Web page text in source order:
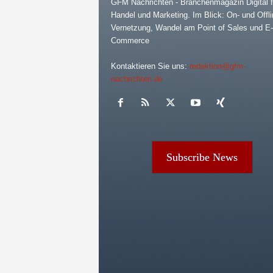
GFM Nachrichten - Branchenmagazin Digital
Handel und Marketing. Im Blick: On- und
Vernetzung, Wandel am Point of Sales und E-
Commerce
Kontaktieren Sie uns: redaktion@gfm-
nachrichten.de
Subscribe News